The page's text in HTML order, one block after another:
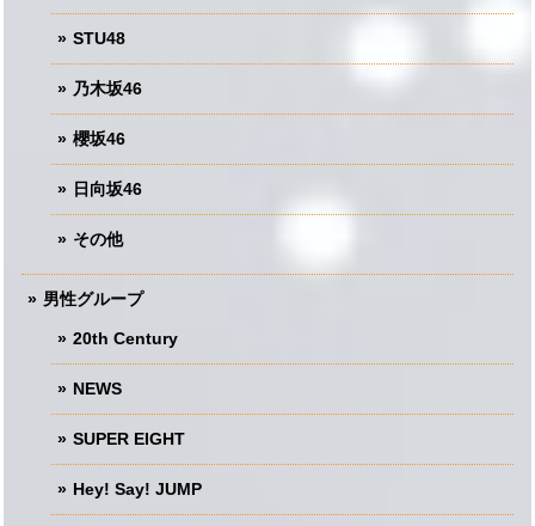
STU48
乃木坂46
櫻坂46
日向坂46
その他
男性グループ
20th Century
NEWS
SUPER EIGHT
Hey! Say! JUMP